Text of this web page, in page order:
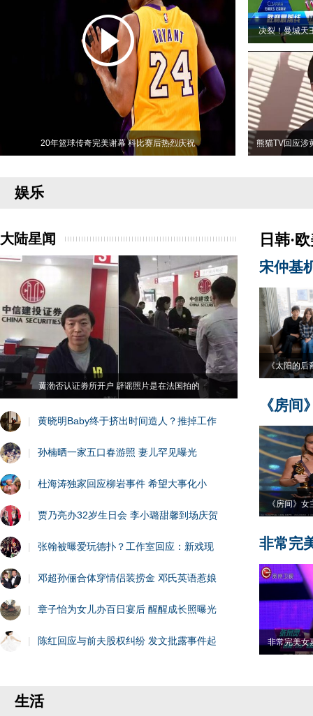
20年篮球传奇完美谢幕 科比赛后热烈庆祝
决裂！曼城天
熊猫TV回应涉
娱乐
大陆星闻
黄渤否认证劵所开户 辟谣照片是在法国拍的
| 黄晓明Baby终于挤出时间造人？推掉工作
| 孙楠晒一家五口春游照 妻儿罕见曝光
| 杜海涛独家回应柳岩事件 希望大事化小
| 贾乃亮办32岁生日会 李小璐甜馨到场庆贺
| 张翰被曝爱玩德扑？工作室回应：新戏现
| 邓超孙俪合体穿情侣装捞金 邓氏英语惹娘
| 章子怡为女儿办百日宴后 醒醒成长照曝光
| 陈红回应与前夫股权纠纷 发文批露事件起
日韩·
宋仲基
《太阳的后
《房
《房间》
非常完
非常完美女
生活